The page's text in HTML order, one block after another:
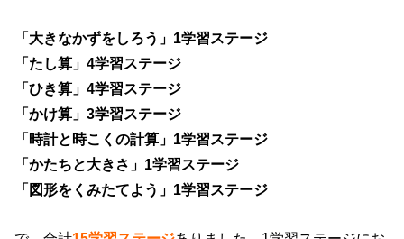
「大きなかずをしろう」1学習ステージ
「たし算」4学習ステージ
「ひき算」4学習ステージ
「かけ算」3学習ステージ
「時計と時こくの計算」1学習ステージ
「かたちと大きさ」1学習ステージ
「図形をくみたてよう」1学習ステージ